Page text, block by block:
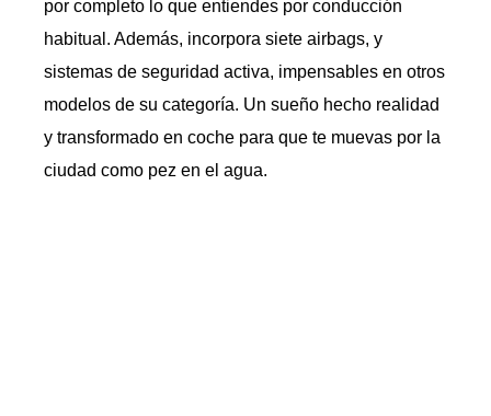
por completo lo que entiendes por conducción
habitual. Además, incorpora siete airbags, y
sistemas de seguridad activa, impensables en otros
modelos de su categoría. Un sueño hecho realidad
y transformado en coche para que te muevas por la
ciudad como pez en el agua.